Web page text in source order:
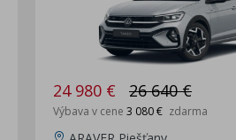
24 980 € 26 640 €
Výbava v cene 3 080 € zdarma